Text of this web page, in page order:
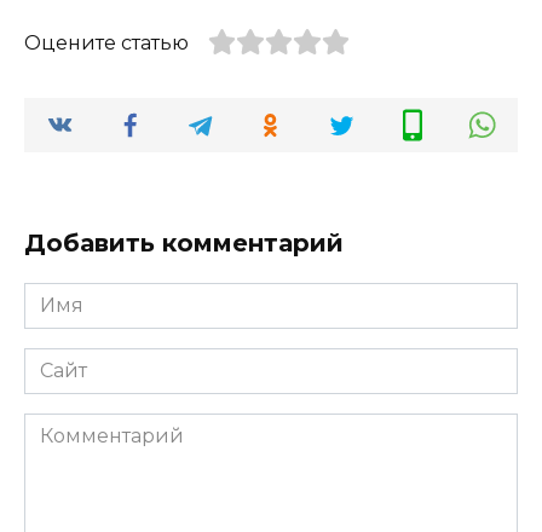
Оцените статью
Добавить комментарий
Имя
*
Сайт
Комментарий